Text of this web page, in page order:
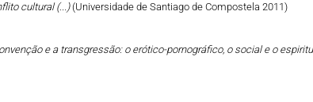
cultural (...)(Universidade de Santiago de Compostela 2011)
e a transgressão: o erótico-pornográfico, o social e o